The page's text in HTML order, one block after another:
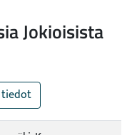
Jokioisista